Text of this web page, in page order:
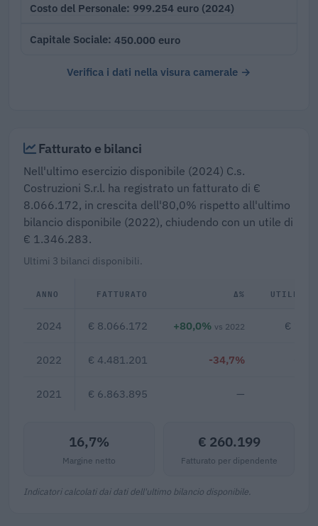
Costo del Personale 999.254 euro (2024)
Capitale Sociale 450.000 euro
Verifica i dati nella visura camerale →
Fatturato e bilanci
Nell'ultimo esercizio disponibile (2024) C.s.
Costruzioni S.r.l. ha registrato un fatturato di €
8.066.172, in crescita dell'80,0% rispetto all'ultimo
bilancio disponibile (2022), chiudendo con un utile di
€ 1.346.283.
Ultimi 3 bilanci disponibili.
ANNO FATTURATO Δ% UTILE/
2024 € 8.066.172 +80,0% vs 2022 €
2022 € 4.481.201 -34,7%
2021 € 6.863.895 —
16,7%
Margine netto
€ 260.199
Fatturato per dipendente
Indicatori calcolati dai dati dell'ultimo bilancio disponibile.